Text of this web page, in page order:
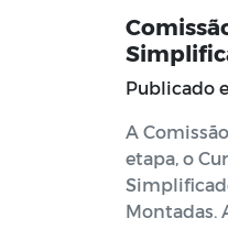
Publicado
A
etapa, o
Montadas.